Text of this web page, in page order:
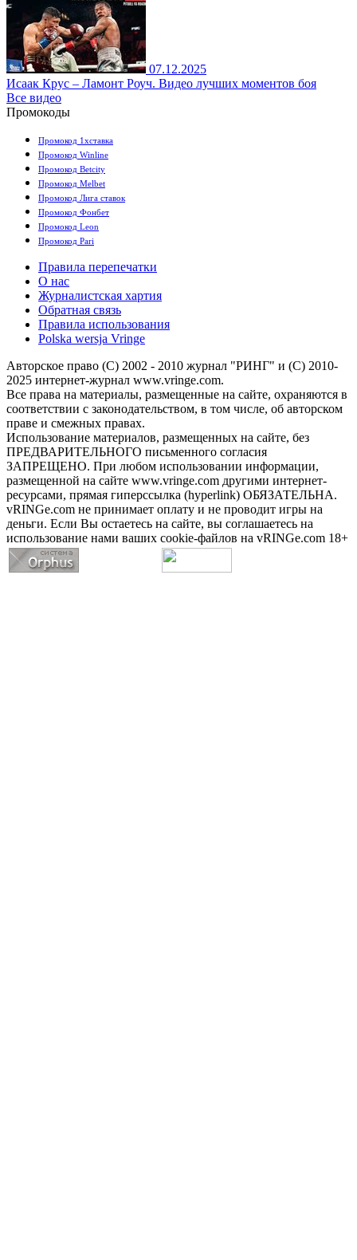
07.12.2025
Исаак Крус – Ламонт Роуч. Видео лучших моментов боя
Все видео
Промокоды
Промокод 1хставка
Промокод Winline
Промокод Betcity
Промокод Melbet
Промокод Лига ставок
Промокод Фонбет
Промокод Leon
Промокод Pari
Правила перепечатки
О нас
Журналистская хартия
Обратная связь
Правила использования
Polska wersja Vringe
Авторское право (С) 2002 - 2010 журнал "РИНГ" и (С) 2010-
2025 интернет-журнал www.vringe.com.
Все права на материалы, размещенные на сайте, охраняются в
соответствии с законодательством, в том числе, об авторском
праве и смежных правах.
Использование материалов, размещенных на сайте, без
ПРЕДВАРИТЕЛЬНОГО письменного согласия
ЗАПРЕЩЕНО. При любом использовании информации,
размещенной на сайте www.vringe.com другими интернет-
ресурсами, прямая гиперссылка (hyperlink) ОБЯЗАТЕЛЬНА.
vRINGe.com не принимает оплату и не проводит игры на
деньги. Если Вы остаетесь на сайте, вы соглашаетесь на
использование нами ваших cookie-файлов на vRINGe.com 18+